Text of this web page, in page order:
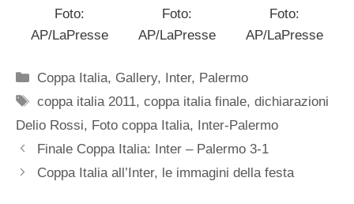
Foto:
AP/LaPresse
Foto:
AP/LaPresse
Foto:
AP/LaPresse
Categorie
Coppa Italia, Gallery, Inter, Palermo
Tag
coppa italia 2011,coppa italia finale,dichiarazioni
Delio Rossi, Foto coppa Italia, Inter-Palermo
Finale Coppa Italia: Inter – Palermo 3-1
Coppa Italia all’Inter, le immagini della festa